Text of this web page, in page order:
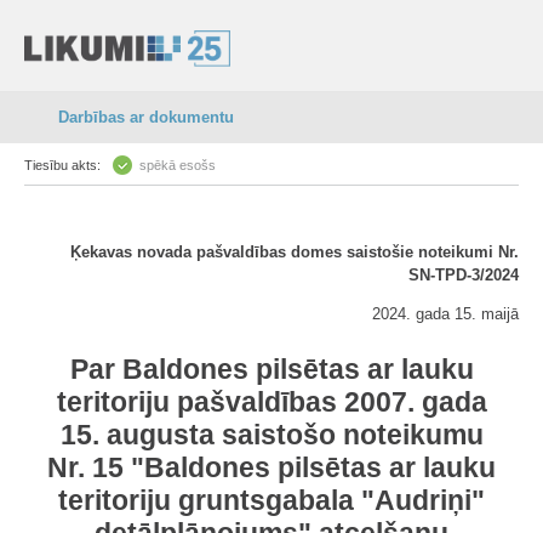
Darbības ar dokumentu
Tiesību akts: spēkā esošs
Ķekavas novada pašvaldības domes saistošie noteikumi Nr.
SN-TPD-3/2024
2024. gada 15. maijā
Par Baldones pilsētas ar lauku
teritoriju pašvaldības 2007. gada
15. augusta saistošo noteikumu
Nr. 15 "Baldones pilsētas ar lauku
teritoriju gruntsgabala "Audriņi"